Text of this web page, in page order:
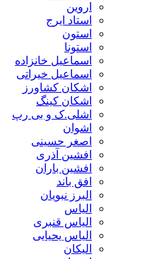
استاد ایرج
اسماعیل خانزاده
اسماعیل خیراتی
اشکان کشاورز
اشکان کینگ
اشلی.ک و بی رپ
اصغر حسینی
افشین آذری
افشین باران
افق باند
البرز نبویان
الیاس قنبرى
الیاس یحیایی